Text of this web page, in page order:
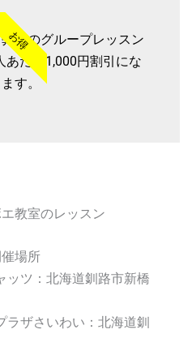
お得
社のグループレッスン
あたり1,000円割引にな
ます。
教室のレッスン
場所
ッツ：北海道釧路市新橋
ラザさいわい：北海道釧